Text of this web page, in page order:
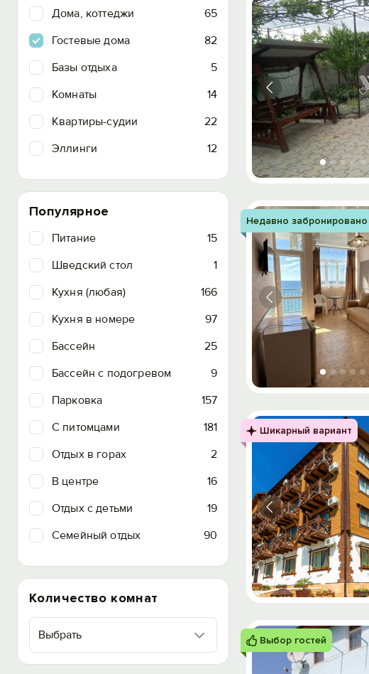
Дома, коттеджи
65
Гостевые дома
82
Базы отдыха
5
Комнаты
14
Квартиры-судии
22
Эллинги
12
Популярное
Питание
15
Шведский стол
1
Кухня (любая)
166
Кухня в номере
97
Бассейн
25
Бассейн с подогревом
9
Парковка
157
C питомцами
181
Отдых в горах
2
В центре
16
Отдых с детьми
19
Семейный отдых
90
Количество комнат
Выбрать
Недавно забронировано
Шикарный вариант
Выбор гостей